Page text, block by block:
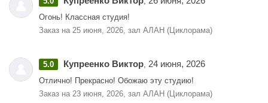
Вопросы: ТГ @wavephoto
ВК: https://vk.com/wave.moscow
Ждем Вас в нашей уютной фотостудии "Волна"!
Огонь! Классная студия!
Заказ на 25 июня, 2026, зал АЛАН (Циклорама)
5.0 Купреенко Виктор 24 июня, 2026
Отлично! Прекрасно! Обожаю эту студию!
Заказ на 23 июня, 2026, зал АЛАН (Циклорама)